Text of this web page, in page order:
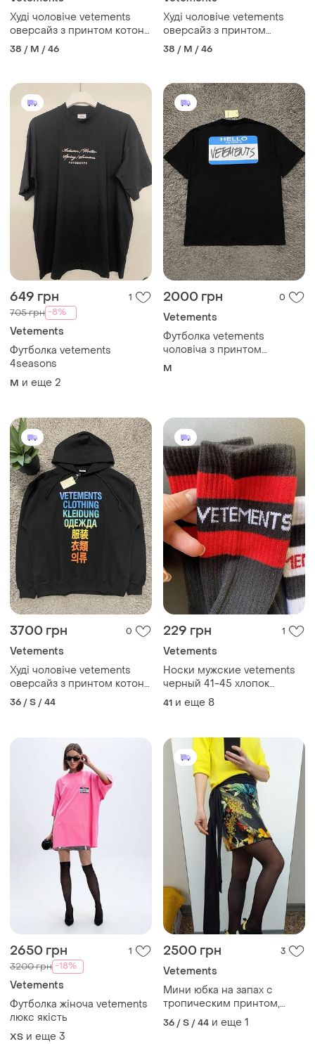
Худі чоловічe vetements
оверсайз з принтом котон
чорний made in portugal
38 / M / 46
Худі чоловічe vetements
оверсайз з принтом
чорний made in portugal
38 / M / 46
649 грн 1
705 грн -8%
Vetements
Футболка vetements
4seasons
M и еще 2
2000 грн 0
Vetements
Футболка vetements
чоловіча з принтом
оверсайз made in portugal
M
3700 грн 0
Vetements
Худі чоловічe vetements
оверсайз з принтом котон
чорний made in portugal
36 / S / 44
229 грн 1
Vetements
Носки мужские vetements
черный 41-45 хлопок
распродаж!
41 и еще 8
2650 грн 1
3200 грн -18%
Vetements
Футболка жіноча vetements
люкс якість
ХS и еще 3
2500 грн 3
Vetements
Мини юбка на запах с
тропическим принтом,
vetements boutique,
искусственная кожа
36 / S / 44 и еще 1